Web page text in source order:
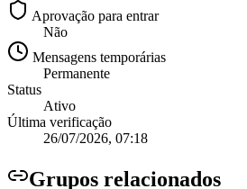
Aprovação para entrar
Não
Mensagens temporárias
Permanente
Status
Ativo
Última verificação
26/07/2026, 07:18
Grupos relacionados